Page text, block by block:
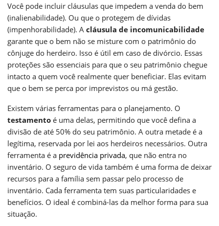
Você pode incluir cláusulas que impedem a venda do bem
(inalienabilidade). Ou que o protegem de dívidas
(impenhorabilidade). A cláusula de incomunicabilidade
garante que o bem não se misture com o patrimônio do
cônjuge do herdeiro. Isso é útil em caso de divórcio. Essas
proteções são essenciais para que o seu patrimônio chegue
intacto a quem você realmente quer beneficiar. Elas evitam
que o bem se perca por imprevistos ou má gestão.
Existem várias ferramentas para o planejamento. O
testamento é uma delas, permitindo que você defina a
divisão de até 50% do seu patrimônio. A outra metade é a
legítima, reservada por lei aos herdeiros necessários. Outra
ferramenta é a previdência privada, que não entra no
inventário. O seguro de vida também é uma forma de deixar
recursos para a família sem passar pelo processo de
inventário. Cada ferramenta tem suas particularidades e
benefícios. O ideal é combiná-las da melhor forma para sua
situação.